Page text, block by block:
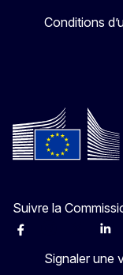
Conditions
Suivre la
Facebook
Signaler une